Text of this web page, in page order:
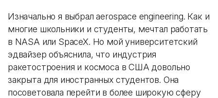
Изначально я выбрал aerospace engineering. Как и
многие школьники и студенты, мечтал работать
в NASA или SpaceX. Но мой университетский
эдвайзер объяснила, что индустрия
ракетостроения и космоса в США довольно
закрыта для иностранных студентов. Она
посоветовала перейти в более широкую сферу